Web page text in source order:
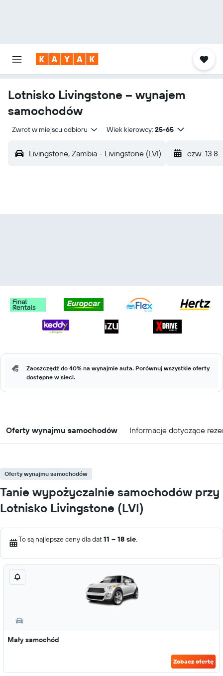
Lotnisko Livingstone – wynajem
samochodów
Zwrot w miejscu odbioru Wiek kierowcy: 25-65
Livingstone, Zambia - Livingstone (LVI) czw. 13.8.
Zaoszczędź do 40% na wynajmie auta. Porównuj wszystkie oferty
dostępne w sieci.
Oferty wynajmu samochodów Informacje dotyczące
Oferty wynajmu samochodów
Tanie wypożyczalnie samochodów przy
Lotnisko Livingstone (LVI)
To są najlepsze ceny dla dat11 – 18 sie.
Mały samochód
Zobacz ofertę